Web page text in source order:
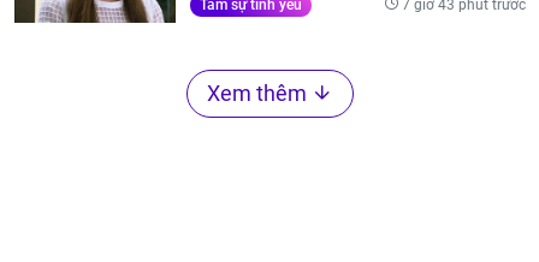
Tâm sự tình yêu 7 giờ 43 phút trước
Xem thêm